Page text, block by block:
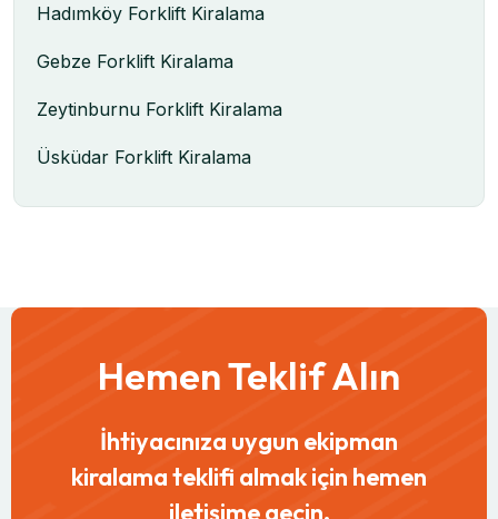
Hadımköy Forklift Kiralama
Gebze Forklift Kiralama
Zeytinburnu Forklift Kiralama
Üsküdar Forklift Kiralama
Hemen Teklif Alın
İhtiyacınıza uygun ekipman
kiralama teklifi almak için hemen
iletişime geçin.